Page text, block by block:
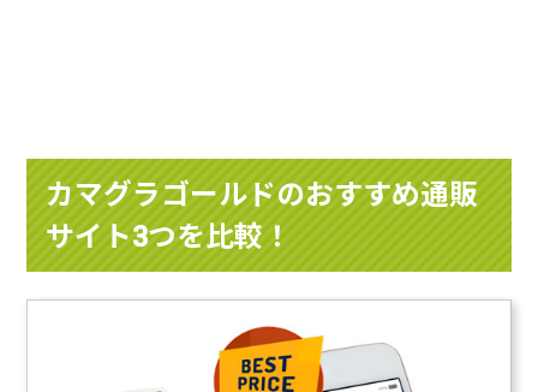
カマグラゴールドのおすすめ通販
サイト3つを比較！